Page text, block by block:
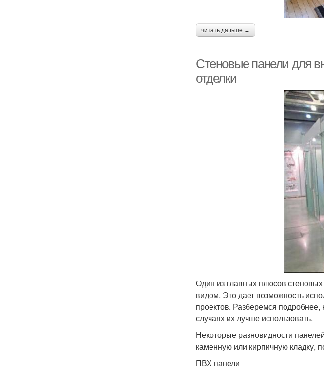
читать дальше →
Стеновые панели для
отделки
Один из главных плюсов
видом. Это дает возможность
проектов. Разберемся
случаях их лучше использовать.
Некоторые разновидности
каменную или кирпичную кладку,
ПВХ панели